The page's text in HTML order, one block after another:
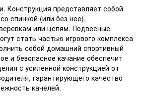
Конструкция представляет собой
спинкой (или без нее),
или цепям. Подвесные
стать частью игрового комплекса
собой домашний спортивный
и безопасное качание обеспечит
с усиленной конструкцией от
гарантирующего качество
качелей.